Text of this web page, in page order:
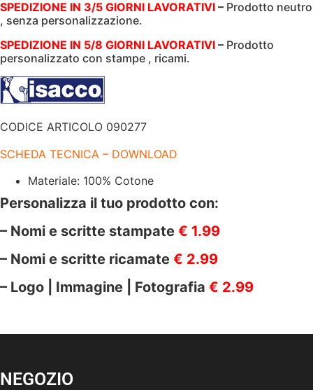
A
V
CON
REGOLAZIONE
|
220GR/M2
|
COTONE
quantità
SPEDIZIONE IN 3/5 GIORNI LAVORATIVI – Prodotto neutro
, senza personalizzazione.
SPEDIZIONE IN 5/8 GIORNI LAVORATIVI – Prodotto
personalizzato con stampe , ricami.
CODICE ARTICOLO 090277
SCHEDA TECNICA – DOWNLOAD
Materiale: 100% Cotone
Personalizza il tuo prodotto con:
– Nomi e scritte stampate € 1.99
– Nomi e scritte ricamate € 2.99
– Logo | Immagine | Fotografia € 2.99
NEGOZIO